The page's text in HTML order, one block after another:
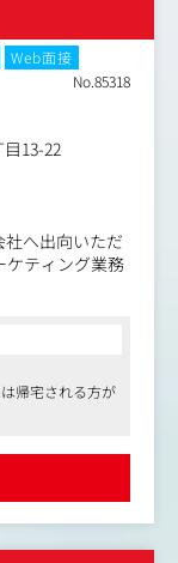
す。
、売上分析・
EC売上の拡大を
の双方から売
ール運営
方には、スキル
Web面接
No.85318
13-22
社へ出向いただ
ケティング業務
最大化を目的
モールの運営を
ル運営
帰宅される方が